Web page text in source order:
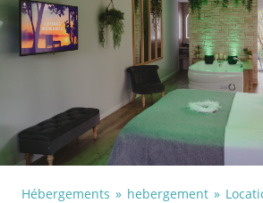
Hébergements hebergement